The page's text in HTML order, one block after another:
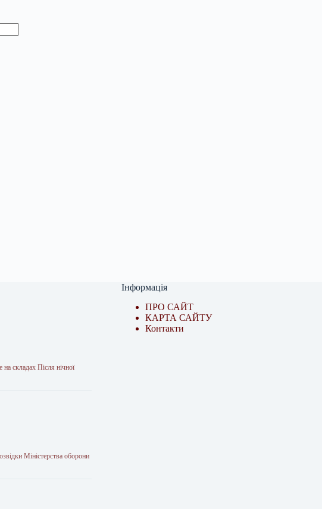
складах Після нічної
Міністерства оборони
Інформація
ПРО САЙТ
КАРТА САЙТУ
Контакти